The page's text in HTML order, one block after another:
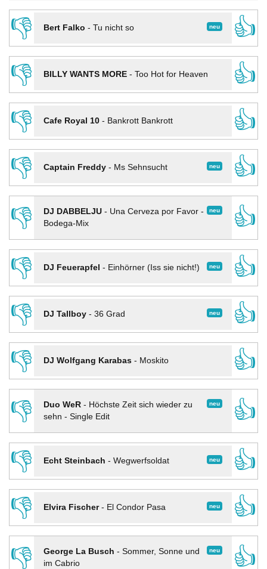
👎
neu
Bert Falko - Tu nicht so
👍
👎
BILLY WANTS MORE- Too Hot for Heaven
👍
👎
Cafe Royal 10- Bankrott Bankrott
👍
👎
neu
Captain Freddy- Ms Sehnsucht
👍
👎
neu
DJ DABBELJU- Una Cerveza por Favor -
Bodega-Mix
👍
👎
neu
DJ Feuerapfel - Einhörner (Iss sie nicht!)
👍
👎
neu
DJ Tallboy- 36 Grad
👍
👎
DJ Wolfgang Karabas- Moskito
👍
👎
neu
Duo WeR- Höchste Zeit sich wieder zu
sehn - Single Edit
👍
👎
neu
Echt Steinbach - Wegwerfsoldat
👍
👎
neu
Elvira Fischer- El Condor Pasa
👍
👎
neu
George La Busch - Sommer, Sonne und
im Cabrio
👍